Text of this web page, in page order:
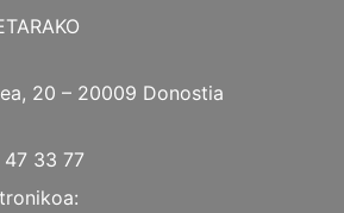
20 – 20009 Donostia
33 77